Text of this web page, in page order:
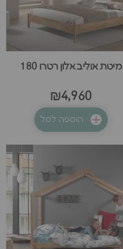
מיטת אוליב אלון רטרו 180
₪4,960
הוספה לסל